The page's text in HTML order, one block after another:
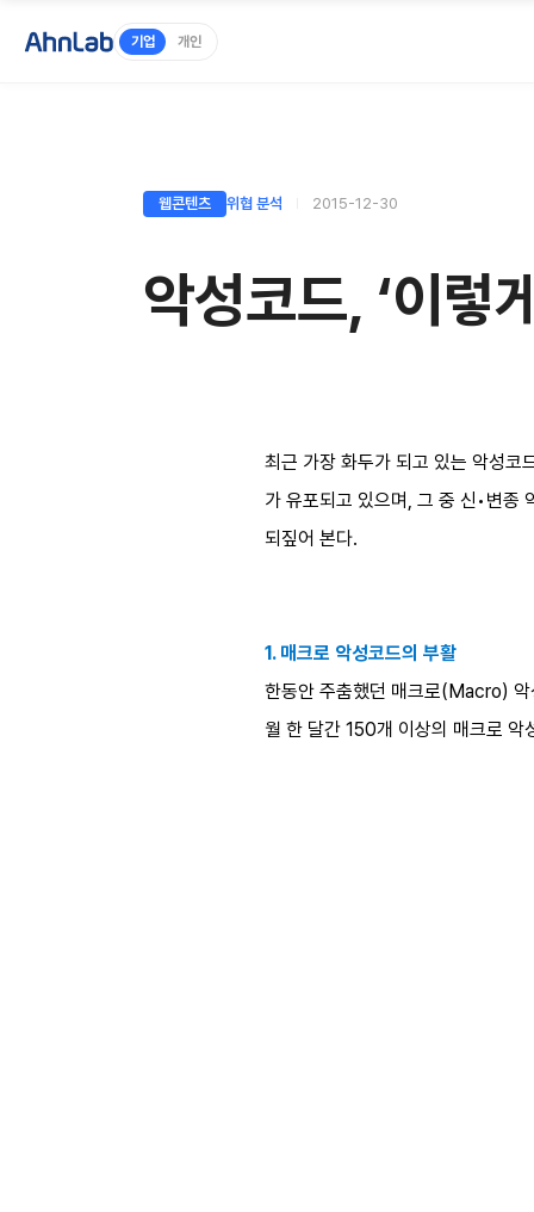
기업 개인
웹콘텐츠 위협 분석 2015-12-30
악성코드, ‘이렇
최근 가장 화두가 되고 있는 악성코
가 유포되고 있으며, 그 중 신•변종
되짚어 본다.
1. 매크로 악성코드의 부활
한동안 주춤했던 매크로(Macro) 악
월 한 달간 150개 이상의 매크로